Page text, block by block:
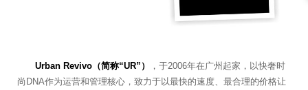
Urban Revivo（简称“UR”）
，于2006年在广州起家，以快奢时
尚DNA作为运营和管理核心，致力于以最快的速度、最合理的价格让